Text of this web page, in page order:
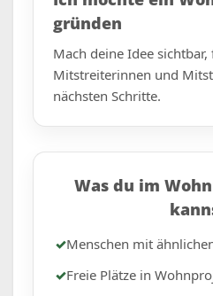
gründen
Mach deine Idee sichtbar,
Mitstreiterinnen und
nächsten Schritte.
Was du im
✓Menschen mit
✓Freie Plätze in